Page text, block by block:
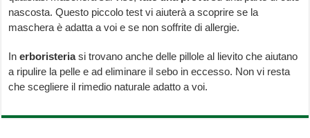
nascosta. Questo piccolo test vi aiuterà a scoprire se la
maschera è adatta a voi e se non soffrite di allergie.
Inerboristeriasi trovano anche delle pillole al lievito che aiutano
a ripulire la pelle e ad eliminare il sebo in eccesso. Non vi resta
che scegliere il rimedio naturale adatto a voi.